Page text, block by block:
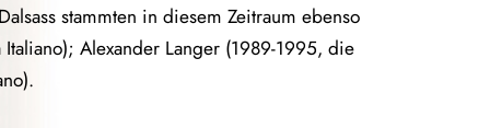
stammten in diesem Zeitraum ebenso
Alexander Langer (1989-1995, die